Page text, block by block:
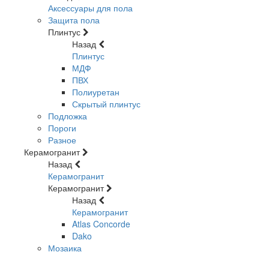
Аксессуары для пола
Защита пола
Плинтус
Назад
Плинтус
МДФ
ПВХ
Полиуретан
Скрытый плинтус
Подложка
Пороги
Разное
Керамогранит
Назад
Керамогранит
Керамогранит
Назад
Керамогранит
Atlas Concorde
Dako
Мозаика